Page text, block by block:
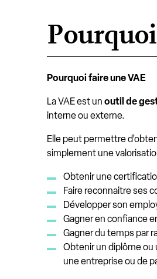
Pourquoi faire une VAE
La VAE est un outil de
interne ou externe.
Elle peut permettre
simplement une
Obtenir une
Faire reconnaitre ses
Développer son
Gagner en confiance
Gagner du temps par
Obtenir un diplôme
une entreprise ou de